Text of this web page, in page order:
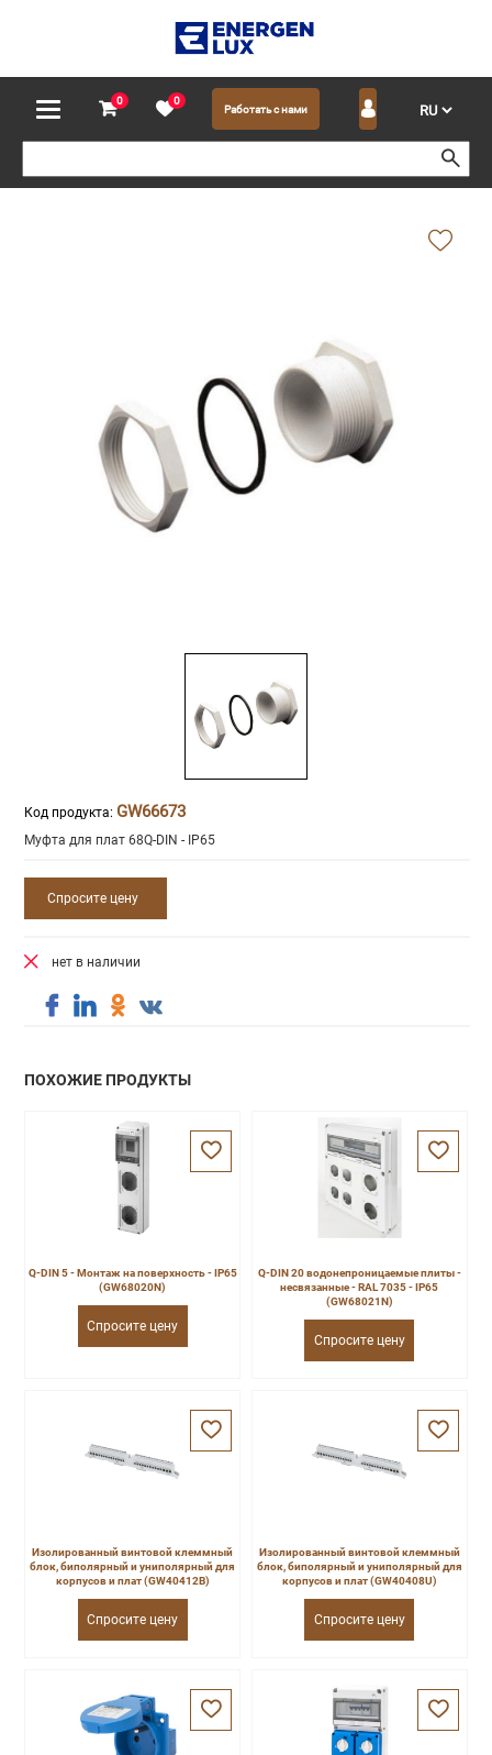
0 0
Работать с нами
Код продукта: GW66673
Муфта для плат 68Q-DIN - IP65
Спросите цену
нет в наличии
ПОХОЖИЕ ПРОДУКТЫ
Q-DIN 5 - Монтаж на поверхность - IP65
(GW68020N)
Спросите цену
Q-DIN 20 водонепроницаемые плиты -
несвязанные - RAL 7035 - IP65
(GW68021N)
Спросите цену
Изолированный винтовой клеммный
блок, биполярный и униполярный для
корпусов и плат (GW40412B)
Спросите цену
Изолированный винтовой клеммный
блок, биполярный и униполярный для
корпусов и плат (GW40408U)
Спросите цену